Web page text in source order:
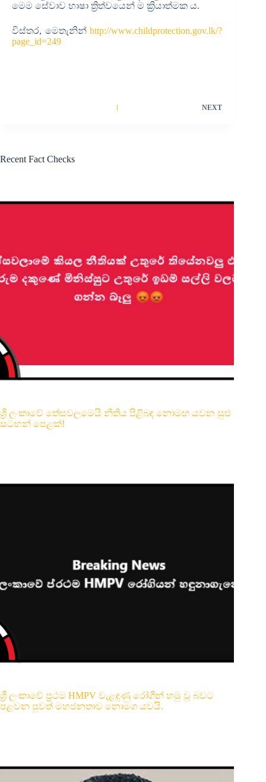
මෙම සේවාව භාෂා ත්‍රිත්වයෙන් ම ක්‍රියාත්මක ය.
විස්තර, මෙතැනින්http://www.childprotection.gov.lk/?
page_id=249
NEXT
Recent Fact Checks
ශ්‍රී ලංකාවේ තේසවලමෙයි නීතිය පිළිබඳ නොමඟ යවන සුළු
සටහන් පෙළක්!
ශ්‍රී ලංකාවේ ප්‍රථම HMPV වැළඳුණු රෝගීන් හමු වූ බවට
පළවන පුවත් මහජනතාව නොමග යවයි.